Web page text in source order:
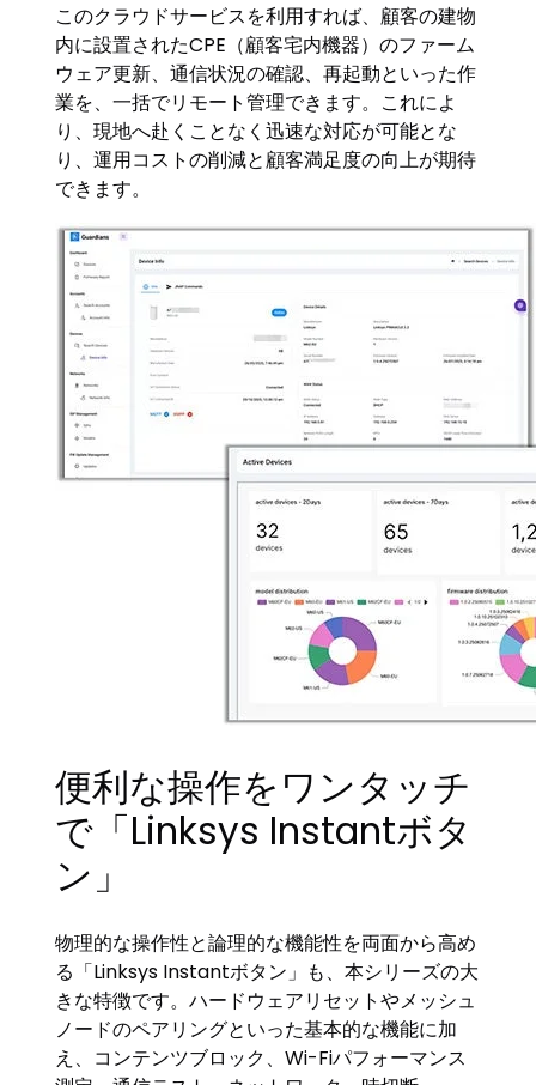
このクラウドサービスを利用すれば、顧客の建物
内に設置されたCPE（顧客宅内機器）のファーム
ウェア更新、通信状況の確認、再起動といった作
業を、一括でリモート管理できます。これによ
り、現地へ赴くことなく迅速な対応が可能とな
り、運用コストの削減と顧客満足度の向上が期待
できます。
便利な操作をワンタッチ
で「Linksys Instantボタ
ン」
物理的な操作性と論理的な機能性を両面から高め
る「Linksys Instantボタン」も、本シリーズの大
きな特徴です。ハードウェアリセットやメッシュ
ノードのペアリングといった基本的な機能に加
え、コンテンツブロック、Wi-Fiパフォーマンス